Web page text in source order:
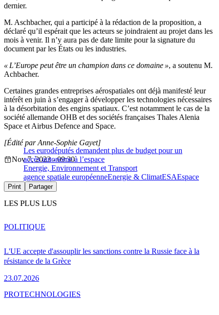
dernier.
M. Aschbacher, qui a participé à la rédaction de la proposition, a
déclaré qu’il espérait que les acteurs se joindraient au projet dans les
mois à venir. Il n’y aura pas de date limite pour la signature du
document par les États ou les industries.
« L’Europe peut être un champion dans ce domaine », a soutenu M.
Achbacher.
Certaines grandes entreprises aérospatiales ont déjà manifesté leur
intérêt en juin à s’engager à développer les technologies nécessaires
à la désorbitation des engins spatiaux. C’est notamment le cas de la
société allemande OHB et des sociétés françaises Thales Alenia
Space et Airbus Defence and Space.
Les eurodéputés demandent plus de budget pour un
accès autonome à l’espace
[Édité par Anne-Sophie Gayet]
Nov 7, 2023 - 09:30
Energie, Environnement et Transport
agence spatiale européenneEnergie & ClimatESAEspace
Print Partager
LES PLUS LUS
L'UE accepte d'assouplir les sanctions contre la Russie face à la
résistance de la Grèce
23.07.2026
POLITIQUE
PROTECHNOLOGIES